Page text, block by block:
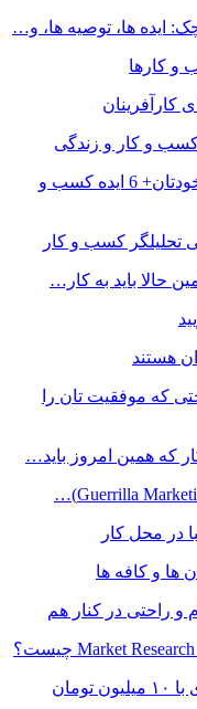
6 گام ساده تا شروع کسب و کار کوچک خودتان+ 6 ایده کسب و
هستند
روانشناختی که موفقیت تان را
و راحتی در کنار هم